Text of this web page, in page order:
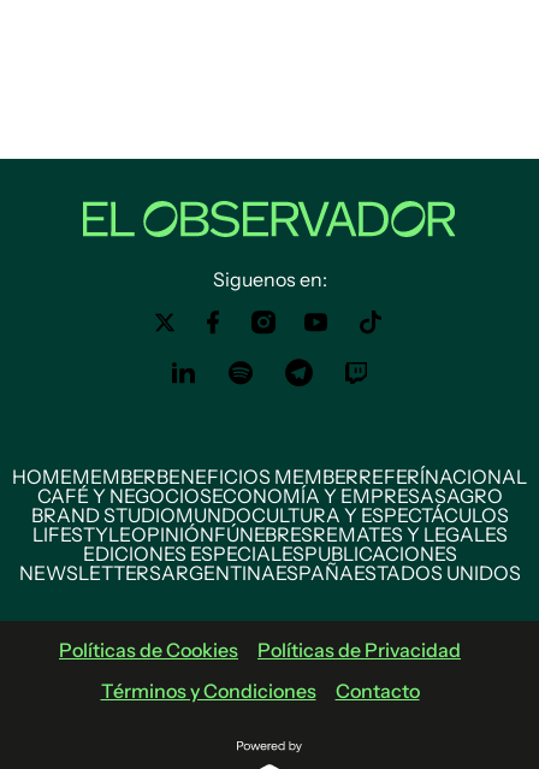
Siguenos en:
HOMEMEMBERBENEFICIOS MEMBERREFERÍNACIONAL
CAFÉ Y NEGOCIOSECONOMÍA Y EMPRESASAGRO
BRAND STUDIOMUNDOCULTURA Y ESPECTÁCULOS
LIFESTYLEOPINIÓNFÚNEBRESREMATES Y LEGALES
EDICIONES ESPECIALESPUBLICACIONES
NEWSLETTERSARGENTINAESPAÑAESTADOS UNIDOS
Políticas de Cookies
Políticas de Privacidad
Términos y Condiciones
Contacto